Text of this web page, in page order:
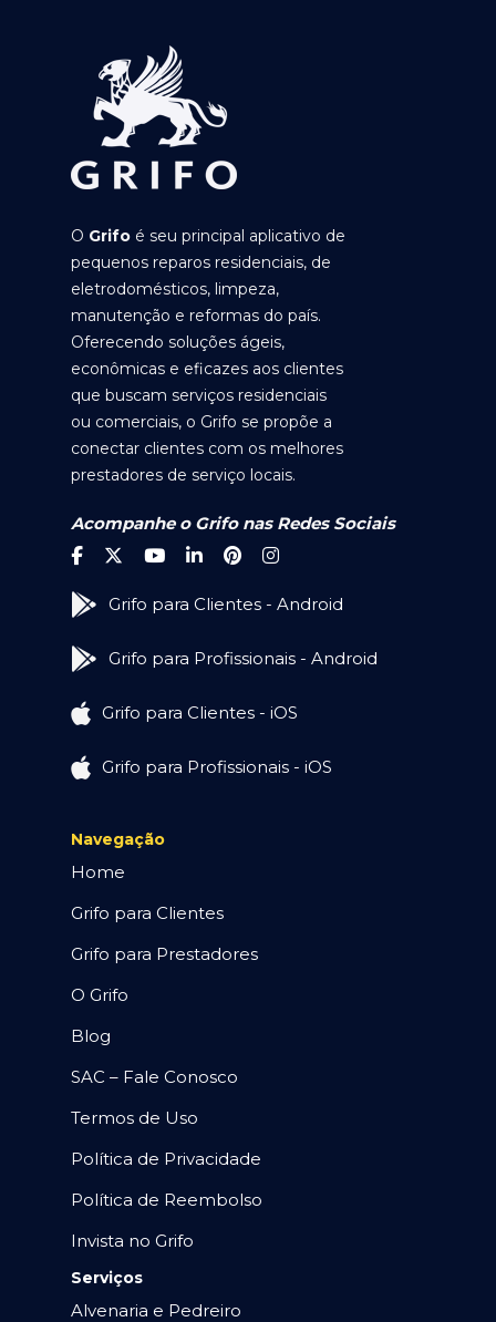
O Grifo é seu principal aplicativo de
pequenos reparos residenciais, de
eletrodomésticos, limpeza,
manutenção e reformas do país.
Oferecendo soluções ágeis,
econômicas e eficazes aos clientes
que buscam serviços residenciais
ou comerciais, o Grifo se propõe a
conectar clientes com os melhores
prestadores de serviço locais.
Acompanhe o Grifo nas Redes Sociais
Grifo para Clientes - Android
Grifo para Profissionais - Android
Grifo para Clientes - iOS
Grifo para Profissionais - iOS
Navegação
Home
Grifo para Clientes
Grifo para Prestadores
O Grifo
Blog
SAC – Fale Conosco
Termos de Uso
Política de Privacidade
Política de Reembolso
Invista no Grifo
Serviços
Alvenaria e Pedreiro